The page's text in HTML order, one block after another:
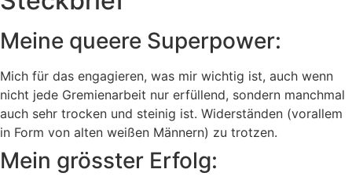
Meine queere Superpower:
Mich für das engagieren, was mir wichtig ist, auch wenn
nicht jede Gremienarbeit nur erfüllend, sondern manchmal
auch sehr trocken und steinig ist. Widerständen (vorallem
in Form von alten weißen Männern) zu trotzen.
Mein grösster Erfolg: